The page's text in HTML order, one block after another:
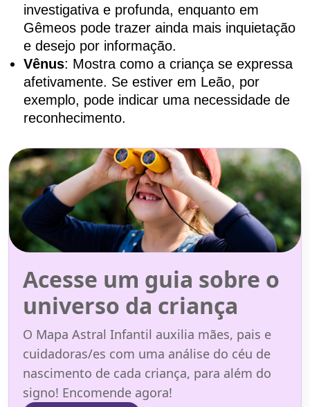
investigativa e profunda, enquanto em
Gêmeos pode trazer ainda mais inquietação
e desejo por informação.
Vênus: Mostra como a criança se expressa
afetivamente. Se estiver em Leão, por
exemplo, pode indicar uma necessidade de
reconhecimento.
Acesse um guia sobre o
universo da criança
O Mapa Astral Infantil auxilia mães, pais e
cuidadoras/es com uma análise do céu de
nascimento de cada criança, para além do
signo! Encomende agora!